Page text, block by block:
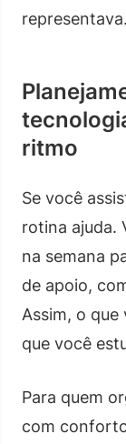
representava.
ritmo
Se você
rotina ajuda.
na semana
de apoio,
Assim, o
que você
Para quem
com